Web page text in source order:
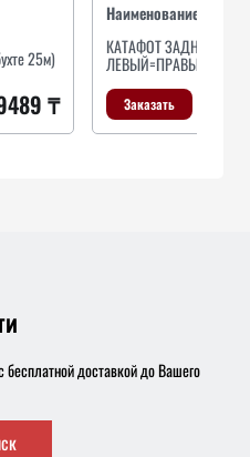
25м)
₸
Наименование
КАТАФОТ ЗАДНЕГО
ЛЕВЫЙ=ПРАВЫЙ 01/
Заказать
доставкой до Вашего